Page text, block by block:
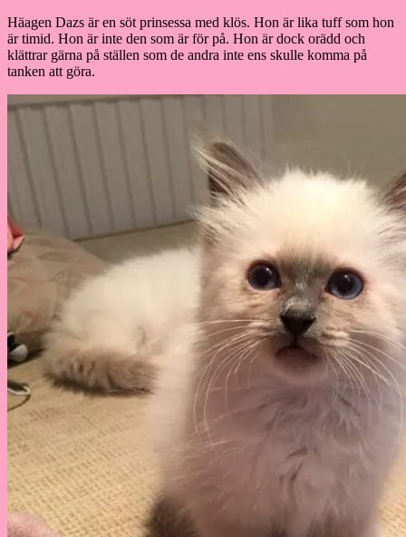
Häagen Dazs är en söt prinsessa med klös. Hon är lika tuff som hon
är timid. Hon är inte den som är för på. Hon är dock orädd och
klättrar gärna på ställen som de andra inte ens skulle komma på
tanken att göra.